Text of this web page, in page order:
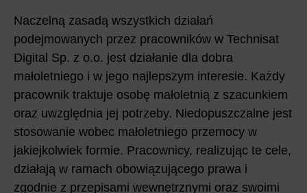
Naczelną zasadą wszystkich działań
podejmowanych przez pracowników w Technisat
Digital Sp. z o.o. jest działanie dla dobra
małoletniego i w jego najlepszym interesie. Każdy
pracownik traktuje osobę małoletnią z szacunkiem
oraz uwzględnia jej potrzeby. Niedopuszczalne jest
stosowanie wobec małoletniego przemocy w
jakiejkolwiek formie. Pracownicy, realizując te cele,
działają w ramach obowiązującego prawa i
zgodnie z przepisami wewnętrznymi oraz swoimi